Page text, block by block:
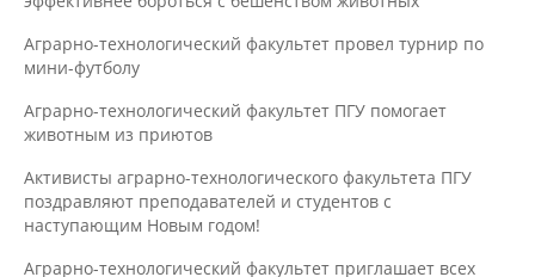
Аграрно-технологический факультет провел турнир по
мини-футболу
Аграрно-технологический факультет ПГУ помогает
животным из приютов
Активисты аграрно-технологического факультета ПГУ
поздравляют преподавателей и студентов с
наступающим Новым годом!
Аграрно-технологический факультет приглашает всех